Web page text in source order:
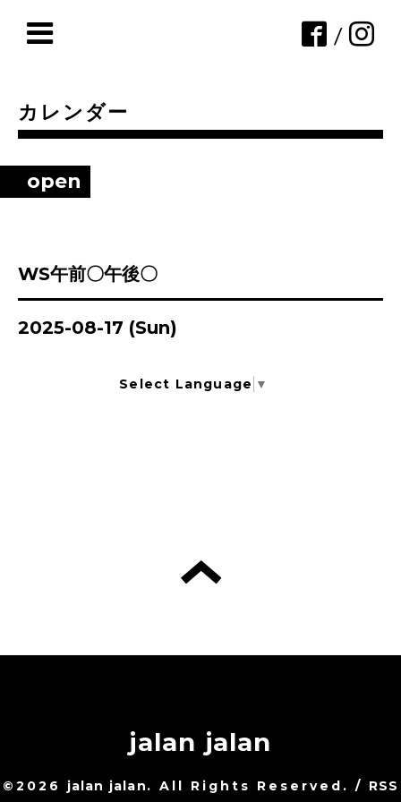
/
カレンダー
open
WS午前〇午後〇
2025-08-17 (Sun)
Select Language ▼
jalan jalan
©2026 jalan jalan. All Rights Reserved. / RSS